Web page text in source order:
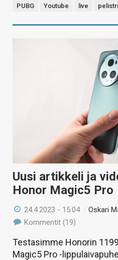
PUBG Youtube live
Uusi artikkeli ja
Honor Magic5 Pro
24.4.2023 - 15:04 /Oskari
Kommentit (19)
Testasimme Honorin
Magic5 Pro -